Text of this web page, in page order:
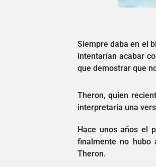
Siempre daba en el
intentarían acabar
que demostrar que
Theron, quien
interpretaría una
Hace unos años el
finalmente no hubo
Theron.